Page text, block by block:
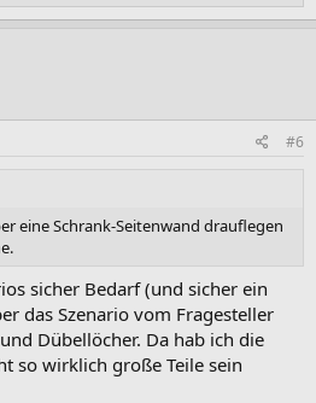
#6
eine Schrank-Seitenwand drauflegen
sicher Bedarf (und sicher ein
das Szenario vom Fragesteller
Dübellöcher. Da hab ich die
so wirklich große Teile sein